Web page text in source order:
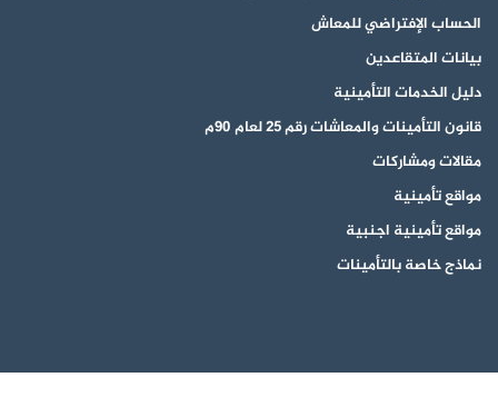
الحساب الإفتراضي للمعاش
بيانات المتقاعدين
دليل الخدمات التأمينية
قانون التأمينات والمعاشات رقم 25 لعام 90م
مقالات ومشاركات
مواقع تأمينية
مواقع تأمينية اجنبية
نماذج خاصة بالتأمينات